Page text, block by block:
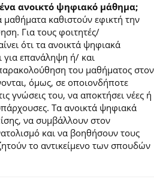
ανοικτό ψηφιακό μάθημα;
καθιστούν εφικτή την
Για τους φοιτητές/
ότι τα ανοικτά ψηφιακά
για επανάληψη ή/ και
του μαθήματος στον
όμως, σε οποιονδήποτε
γνώσεις του, να αποκτήσει νέες ή
Τα ανοικτά ψηφιακά
να συμβάλλουν στον
και να βοηθήσουν τους
το αντικείμενο των σπουδών